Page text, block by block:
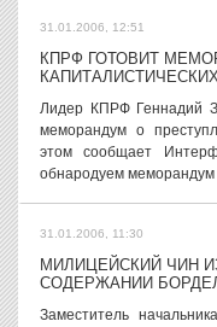
31.01.2006, 12:51
КПРФ ГОТОВИТ
Лидер КПРФ Геннадий
меморандум о
этом сообщает
обнародуем меморандум
31.01.2006, 11:30
МИЛИЦЕЙСКИЙ ЧИН
СОДЕРЖАНИИ
Заместитель